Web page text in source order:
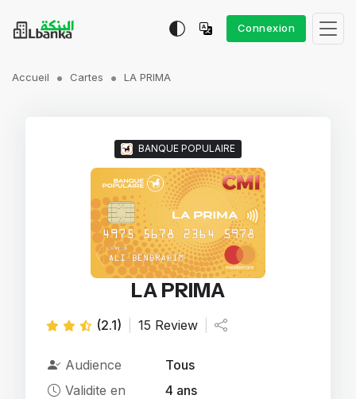
Connexion
Accueil Cartes LA PRIMA
BANQUE POPULAIRE
LA PRIMA
(2.1) 15 Review
Audience
Tous
Validite en
4 ans